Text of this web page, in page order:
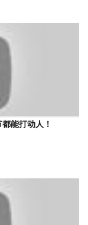
能打动人！